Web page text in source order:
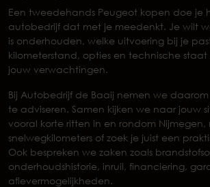
Een tweedehands Peugeot kopen doe je
autobedrijf dat met je meedenkt. Je wilt
is onderhouden, welke uitvoering bij je
kilometerstand, opties en technische
jouw verwachtingen.
Bij Autobedrijf de Baaij nemen we
te adviseren. Samen kijken we naar jouw
vooral korte ritten in en rondom Nijmegen,
snelwegkilometers of zoek je juist een
Ook bespreken we zaken zoals
onderhoudshistorie, inruil, financiering,
aflevermogelijkheden.